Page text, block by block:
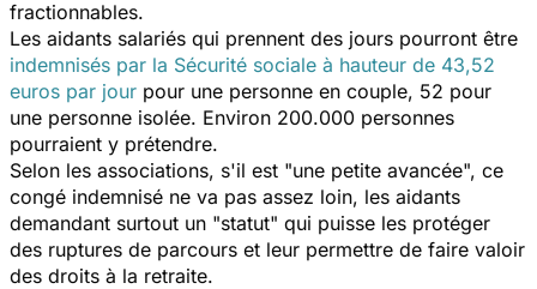
fractionnables.
Les aidants salariés qui prennent des jours pourront être
indemnisés par la Sécurité sociale à hauteur de 43,52
euros par jour pour une personne en couple, 52 pour
une personne isolée. Environ 200.000 personnes
pourraient y prétendre.
Selon les associations, s'il est "une petite avancée", ce
congé indemnisé ne va pas assez loin, les aidants
demandant surtout un "statut" qui puisse les protéger
des ruptures de parcours et leur permettre de faire valoir
des droits à la retraite.